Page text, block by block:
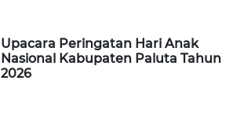
Upacara Peringatan Hari Anak
Nasional Kabupaten Paluta Tahun
2026